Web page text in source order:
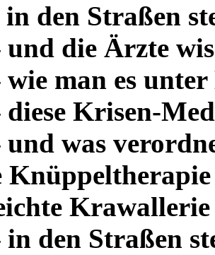
in den Straßen
und die Ärzte
wie man es
diese Krisen-
was
Knüppeltherapie
Krawallerie
in den Straßen